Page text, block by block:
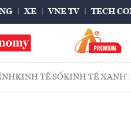
XE VNE TV TECH
KINH TẾ SỐKINH TẾ XANH